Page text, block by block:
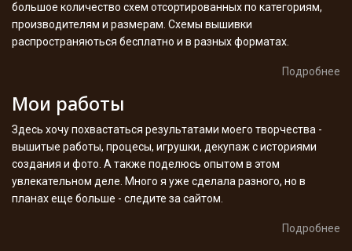
большое количество схем отсортированных по категориям,
производителям и размерам. Схемы вышивки
распространяються бесплатно и в разных форматах.
Подробнее
Мои работы
Здесь хочу похвастаться результатами моего творчества -
вышитые работы, процесы, игрушки, декупаж с историями
создания и фото. А также поделюсь опытом в этом
увлекательном деле. Много я уже сделала разного, но в
планах еще больше - следите за сайтом.
Подробнее